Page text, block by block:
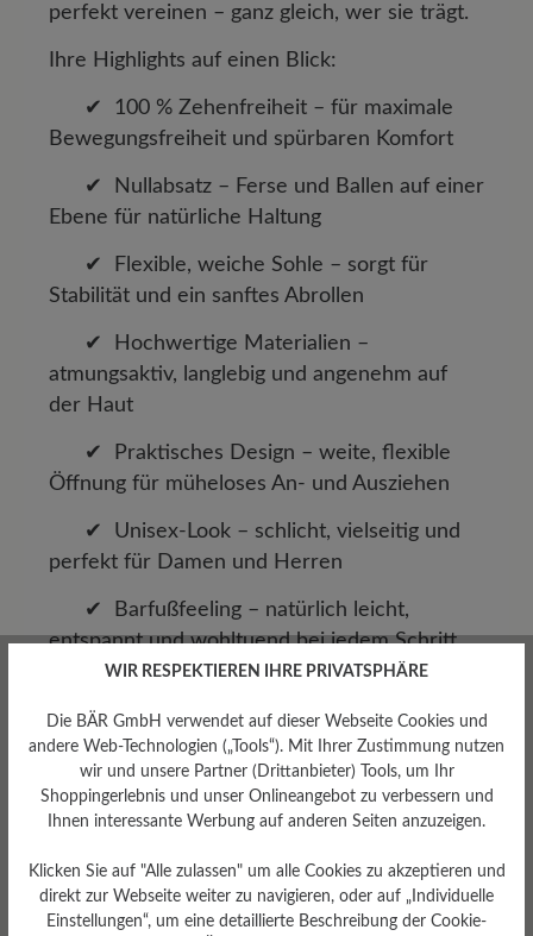
perfekt vereinen – ganz gleich, wer sie trägt.
Ihre Highlights auf einen Blick:
✔ 100 % Zehenfreiheit – für maximale
Bewegungsfreiheit und spürbaren Komfort
✔ Nullabsatz – Ferse und Ballen auf einer
Ebene für natürliche Haltung
✔ Flexible, weiche Sohle – sorgt für
Stabilität und ein sanftes Abrollen
✔ Hochwertige Materialien –
atmungsaktiv, langlebig und angenehm auf
der Haut
✔ Praktisches Design – weite, flexible
Öffnung für müheloses An- und Ausziehen
✔ Unisex-Look – schlicht, vielseitig und
perfekt für Damen und Herren
✔ Barfußfeeling – natürlich leicht,
entspannt und wohltuend bei jedem Schritt
Funktionalität und Unisex-Design harmonisch
vereinen – für entspannte Schritte und ein ganz
natürliches Tragegefühl!
Entdecken Sie weitere
WIR RESPEKTIEREN IHRE PRIVATSPHÄRE
Die BÄR GmbH verwendet auf dieser Webseite Cookies und
andere Web-Technologien („Tools“). Mit Ihrer Zustimmung nutzen
wir und unsere Partner (Drittanbieter) Tools, um Ihr
Shoppingerlebnis und unser Onlineangebot zu verbessern und
Ihnen interessante Werbung auf anderen Seiten anzuzeigen.
Klicken Sie auf "Alle zulassen" um alle Cookies zu akzeptieren und
direkt zur Webseite weiter zu navigieren, oder auf „Individuelle
Einstellungen“, um eine detaillierte Beschreibung der Cookie-